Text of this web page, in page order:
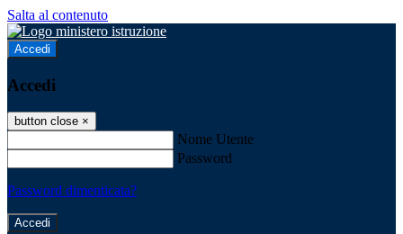
Salta al contenuto
Accedi
Accedi
button close ×
Nome Utente
Password
Password dimenticata?